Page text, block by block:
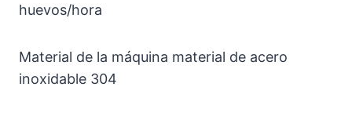
huevos/hora
Material de la máquina material de acero
inoxidable 304